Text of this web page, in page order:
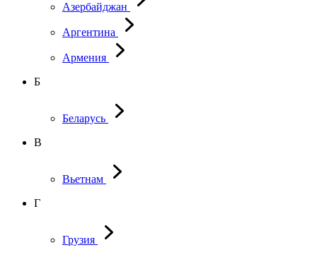
Азербайджан
Аргентина
Армения
Б
Беларусь
В
Вьетнам
Г
Грузия